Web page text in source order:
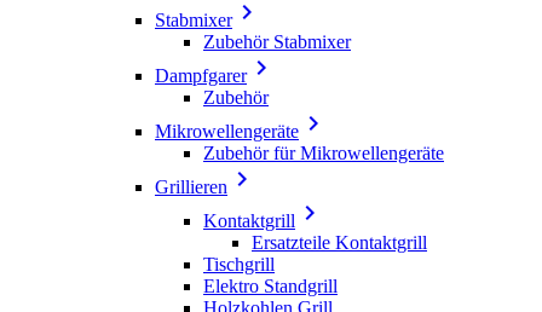
Stabmixer
Zubehör Stabmixer
Dampfgarer
Zubehör
Mikrowellengeräte 
Zubehör für Mikrowellengeräte
Grillieren 
Kontaktgrill 
Ersatzteile Kontaktgrill
Tischgrill
Elektro Standgrill
Holzkohlen Grill